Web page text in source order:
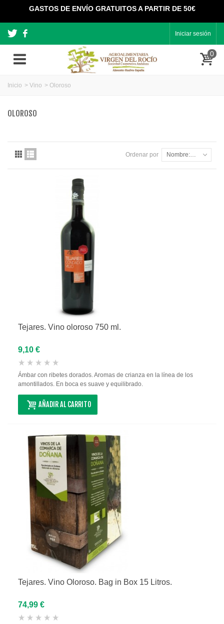
GASTOS DE ENVÍO GRATUITOS A PARTIR DE 50€
Iniciar sesión
0
Inicio > Vino > Oloroso
OLOROSO
Ordenar por Nombre: de A a Z
Tejares. Vino oloroso 750 ml.
9,10 €
Ámbar con ribetes dorados. Aromas de crianza en la línea de los
amontillados. En boca es suave y equilibrado.
AÑADIR AL CARRITO
Tejares. Vino Oloroso. Bag in Box 15 Litros.
74,99 €